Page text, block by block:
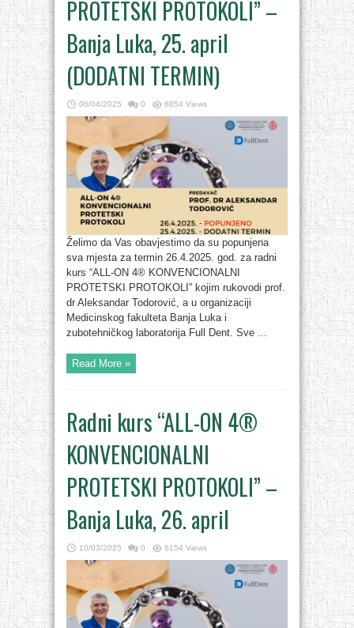
PROTETSKI PROTOKOLI” –
Banja Luka, 25. april
(DODATNI TERMIN)
06/04/2025 0 6854 Views
Želimo da Vas obavjestimo da su popunjena
sva mjesta za termin 26.4.2025. god. za radni
kurs “ALL-ON 4® KONVENCIONALNI
PROTETSKI PROTOKOLI” kojim rukovodi prof.
dr Aleksandar Todorović, a u organizaciji
Medicinskog fakulteta Banja Luka i
zubotehničkog laboratorija Full Dent. Sve ...
Read More »
Radni kurs “ALL-ON 4®
KONVENCIONALNI
PROTETSKI PROTOKOLI” –
Banja Luka, 26. april
10/03/2025 0 6154 Views